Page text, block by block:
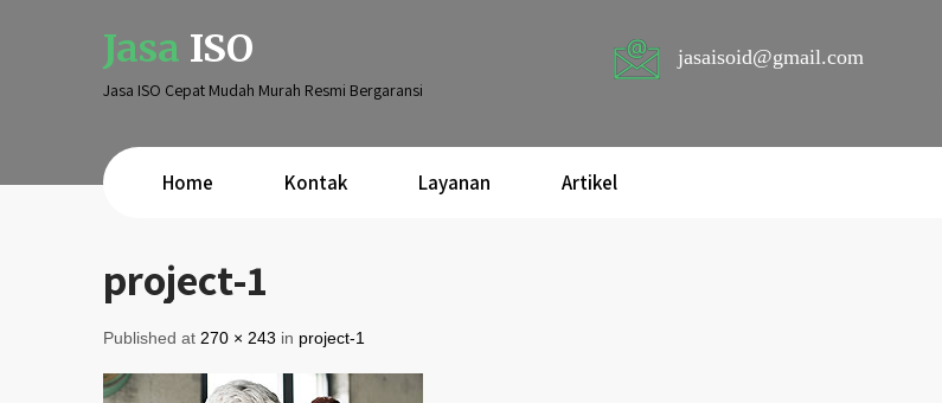
Jasa ISO
Jasa ISO Cepat Mudah Murah Resmi Bergaransi
jasaisoid@gmail.com
Home Kontak Layanan Artikel
project-1
Published at 270 × 243 in project-1